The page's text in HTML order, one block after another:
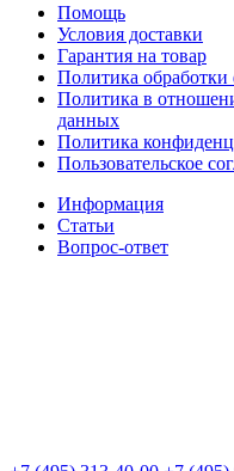
Помощь
Условия доставки
Гарантия на товар
Политика
Политика в
данных
Политика
Пользовательское
Информация
Статьи
Вопрос-ответ